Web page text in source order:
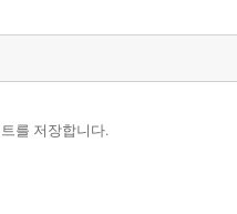
를 저장합니다.